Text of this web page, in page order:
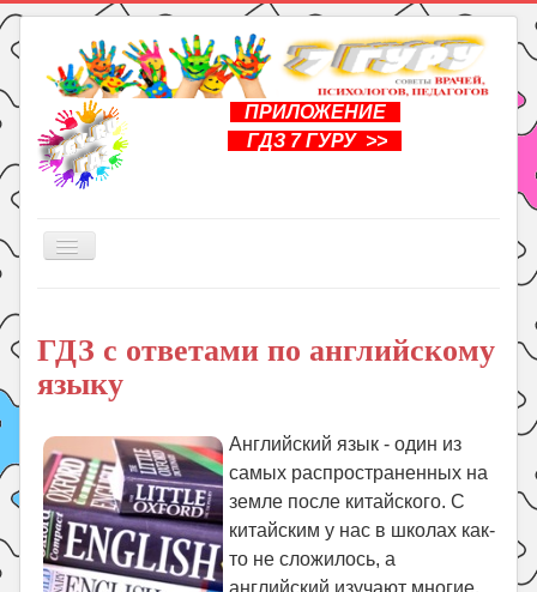
ПРИЛОЖЕНИЕ
ГДЗ 7 ГУРУ >>
Включить/
Книги
Рукоделие
Уроки
ГДЗ
Праздники
Психология
ГДЗ с ответами по английскому
языку
Английский язык - один из
самых распространенных на
земле после китайского. С
китайским у нас в школах как-
то не сложилось, а
английский изучают многие.